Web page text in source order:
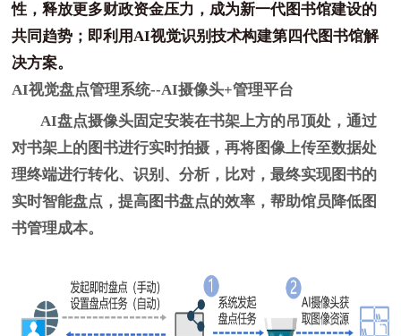
性，释放更多财政资金压力，成为新一代图书馆建设的
共同趋势；即利用AI视觉识别技术构建第四代图书馆解
决方案。
AI视觉盘点管理系统--AI摄像头+管理平台
AI盘点摄像头固定安装在书架上方的吊顶处，通过
对书架上的图书进行实时拍摄，再将图像上传至数据处
理终端进行转化、识别、分析，比对，最终实现图书的
实时智能盘点，提高图书盘点的效率，帮助馆员降低图
书管理成本。